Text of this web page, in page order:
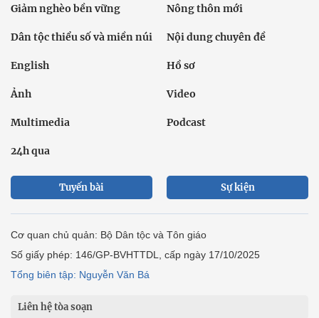
Giảm nghèo bền vững Nông thôn mới
Dân tộc thiểu số và miền núi Nội dung chuyên đề
English Hồ sơ
Ảnh Video
Multimedia Podcast
24h qua
Tuyến bài Sự kiện
Cơ quan chủ quản: Bộ Dân tộc và Tôn giáo
Số giấy phép: 146/GP-BVHTTDL, cấp ngày 17/10/2025
Tổng biên tập: Nguyễn Văn Bá
Liên hệ tòa soạn